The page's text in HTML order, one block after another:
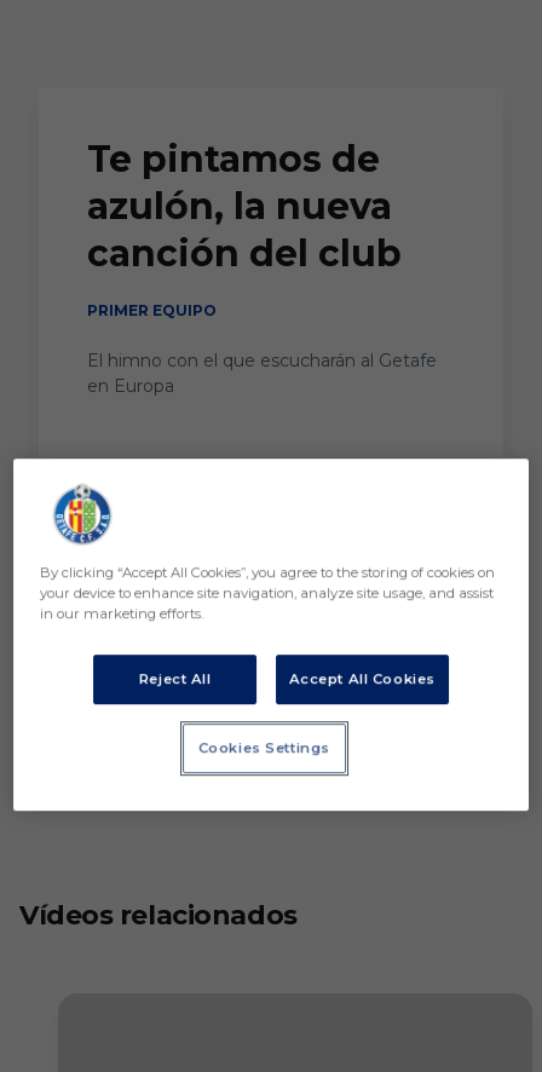
Te pintamos de
azulón, la nueva
canción del club
PRIMER EQUIPO
El himno con el que escucharán al Getafe
en Europa
Vídeos relacionados
By clicking “Accept All Cookies”, you agree to the storing of cookies on
your device to enhance site navigation, analyze site usage, and assist
in our marketing efforts.
Reject All Accept All Cookies
Cookies Settings